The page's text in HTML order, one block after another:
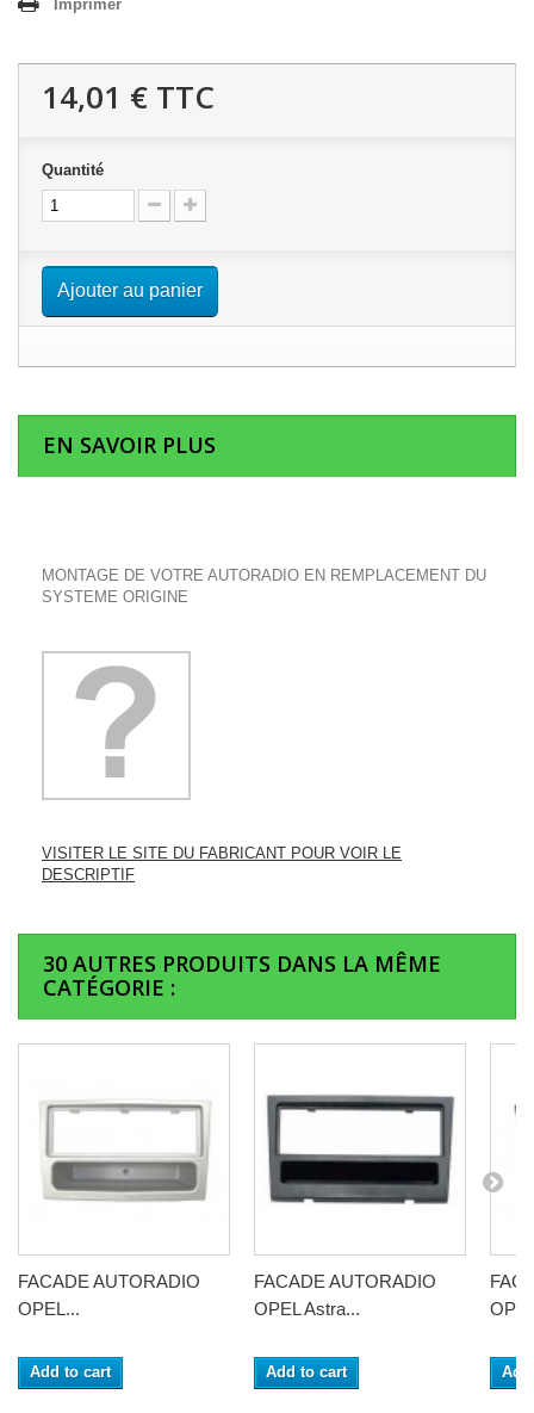
Imprimer
14,01 € TTC
Quantité
Ajouter au panier
EN SAVOIR PLUS
MONTAGE DE VOTRE AUTORADIO EN REMPLACEMENT DU
SYSTEME ORIGINE
VISITER LE SITE DU FABRICANT POUR VOIR LE
DESCRIPTIF
30 AUTRES PRODUITS DANS LA MÊME
CATÉGORIE :
FACADE AUTORADIO
OPEL...
Add to cart
FACADE AUTORADIO
OPEL Astra...
Add to cart